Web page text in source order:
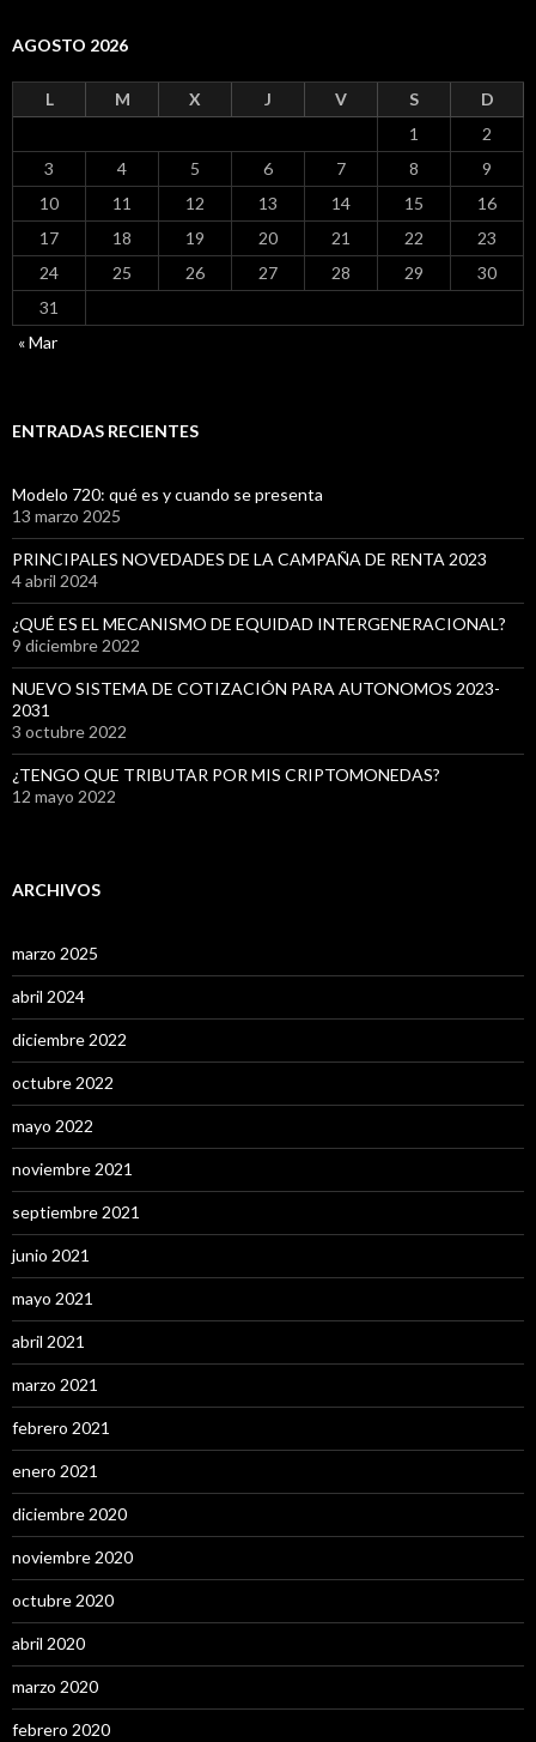
AGOSTO 2026
L M X J V S
D
1
2
3
4 5 6 7 8
9
10
11 12 13 14 15
16
17
18 19 20 21 22
23
24
25 26 27 28 29
30
31
« Mar
ENTRADAS RECIENTES
Modelo 720: qué es y cuando se presenta
13 marzo 2025
PRINCIPALES NOVEDADES DE LA CAMPAÑA DE RENTA 2023
4 abril 2024
¿QUÉ ES EL MECANISMO DE EQUIDAD INTERGENERACIONAL?
9 diciembre 2022
NUEVO SISTEMA DE COTIZACIÓN PARA AUTONOMOS 2023-
2031
3 octubre 2022
¿TENGO QUE TRIBUTAR POR MIS CRIPTOMONEDAS?
12 mayo 2022
ARCHIVOS
marzo 2025
abril 2024
diciembre 2022
octubre 2022
mayo 2022
noviembre 2021
septiembre 2021
junio 2021
mayo 2021
abril 2021
marzo 2021
febrero 2021
enero 2021
diciembre 2020
noviembre 2020
octubre 2020
abril 2020
marzo 2020
febrero 2020